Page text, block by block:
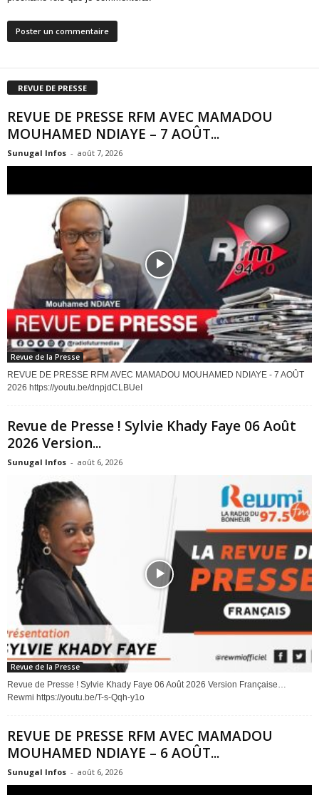
REVUE DE PRESSE
REVUE DE PRESSE RFM AVEC MAMADOU
MOUHAMED NDIAYE – 7 AOÛT...
Sunugal Infos - août 7, 2026
Revue de la Presse
REVUE DE PRESSE RFM AVEC MAMADOU MOUHAMED NDIAYE - 7 AOÛT
2026 https://youtu.be/dnpjdCLBUeI
Revue de Presse ! Sylvie Khady Faye 06 Août
2026 Version...
Sunugal Infos - août 6, 2026
Revue de la Presse
Revue de Presse ! Sylvie Khady Faye 06 Août 2026 Version Française…
Rewmi https://youtu.be/T-s-Qqh-y1o
REVUE DE PRESSE RFM AVEC MAMADOU
MOUHAMED NDIAYE – 6 AOÛT...
Sunugal Infos - août 6, 2026